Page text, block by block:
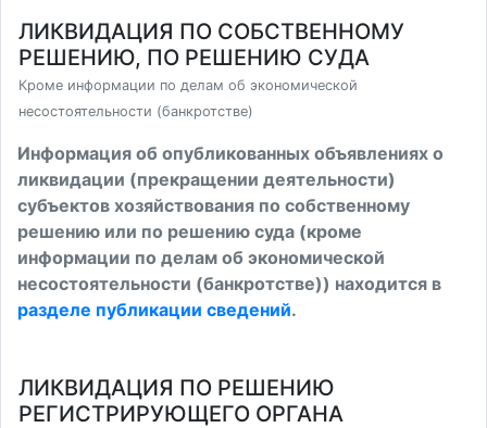
ЛИКВИДАЦИЯ ПО СОБСТВЕННОМУ
РЕШЕНИЮ, ПО РЕШЕНИЮ СУДА
Кроме информации по делам об экономической
несостоятельности (банкротстве)
Информация об опубликованных объявлениях о
ликвидации (прекращении деятельности)
субъектов хозяйствования по собственному
решению или по решению суда (кроме
информации по делам об экономической
несостоятельности (банкротстве)) находится в
разделе публикации сведений.
ЛИКВИДАЦИЯ ПО РЕШЕНИЮ
РЕГИСТРИРУЮЩЕГО ОРГАНА